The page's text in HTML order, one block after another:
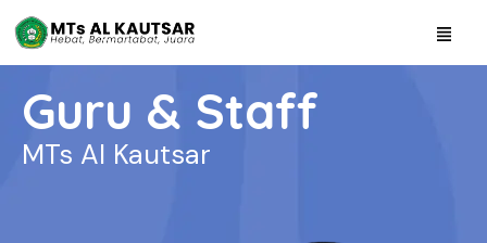
Guru & Staff
MTs Al Kautsar